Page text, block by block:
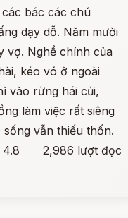
bác các chú
dạy dỗ. Năm mười
vợ. Nghề chính của
kéo vó ở ngoài
vào rừng hái củi,
làm việc rất siêng
vẫn thiếu thốn.
4.8
2,986 lượt đọc